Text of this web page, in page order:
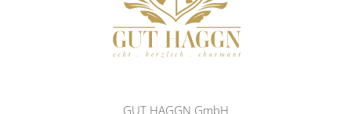
GUT HAGGN GmbH